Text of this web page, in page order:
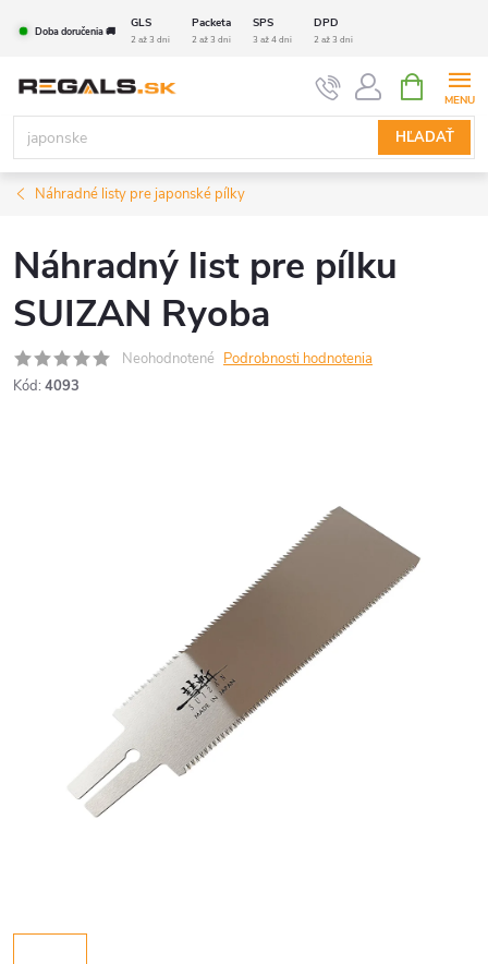
Doba doručenia 🚚
GLS Packeta SPS DPD
2 až 3 dni 2 až 3 dni 3 až 4 dni 2 až 3 dni
HĽADAŤ
KOŠÍK
Náhradné listy pre japonské pílky
Náhradný list pre pílku
SUIZAN Ryoba
Neohodnotené Podrobnosti hodnotenia
Kód: 4093